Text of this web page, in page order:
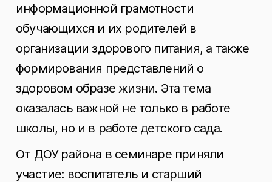
информационной грамотности
обучающихся и их родителей в
организации здорового питания, а также
формирования представлений о
здоровом образе жизни. Эта тема
оказалась важной не только в работе
школы, но и в работе детского сада.
От ДОУ района в семинаре приняли
участие: воспитатель и старший